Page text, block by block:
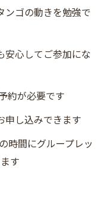
ンゴの動きを勉強で
安心してご参加にな
約が必要です
申し込みできます
時間にグループレッ
す